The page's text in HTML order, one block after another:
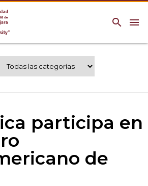
menu
search
UAG
participa en
de